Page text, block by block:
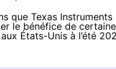
que Texas
le bénéfice de
États-Unis à l’été